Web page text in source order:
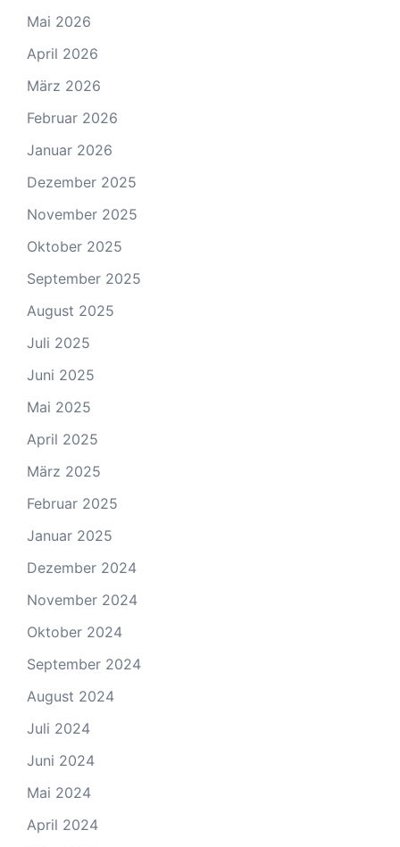
Mai 2026
April 2026
März 2026
Februar 2026
Januar 2026
Dezember 2025
November 2025
Oktober 2025
September 2025
August 2025
Juli 2025
Juni 2025
Mai 2025
April 2025
März 2025
Februar 2025
Januar 2025
Dezember 2024
November 2024
Oktober 2024
September 2024
August 2024
Juli 2024
Juni 2024
Mai 2024
April 2024